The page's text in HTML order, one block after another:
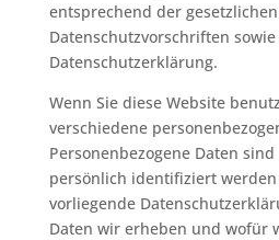
entsprechend der gesetzlichen
Datenschutzvorschriften
Datenschutzerklärung.
Wenn Sie diese Website
verschiedene
Personenbezogene Daten
persönlich identifiziert
vorliegende
Daten wir erheben und wofür